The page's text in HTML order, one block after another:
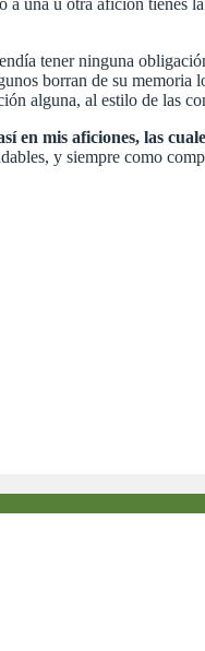
tener ninguna
borran de su memoria
alguna, al estilo de las
en mis aficiones, las
y siempre como